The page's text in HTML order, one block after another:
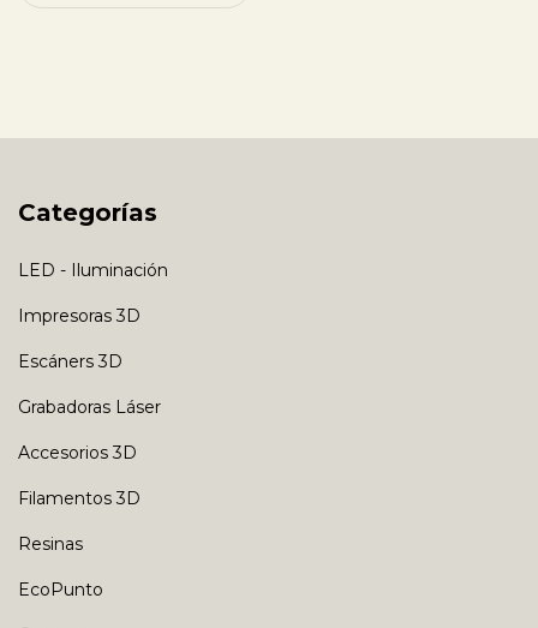
Categorías
LED - Iluminación
Impresoras 3D
Escáners 3D
Grabadoras Láser
Accesorios 3D
Filamentos 3D
Resinas
EcoPunto